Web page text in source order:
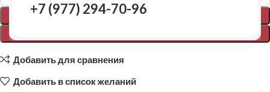
+7 (977) 294-70-96
В КОРЗИНУ
Добавить для сравнения
Добавить в список желаний